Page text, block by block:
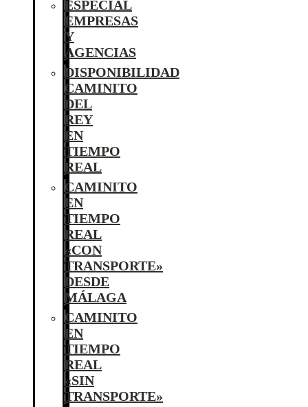
ESPECIAL
EMPRESAS
Y
AGENCIAS
DISPONIBILIDAD
CAMINITO
DEL
REY
EN
TIEMPO
REAL
CAMINITO
EN
TIEMPO
REAL
«CON
TRANSPORTE»
DESDE
MÁLAGA
CAMINITO
EN
TIEMPO
REAL
«SIN
TRANSPORTE»